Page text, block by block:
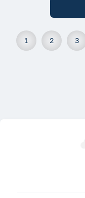
1 2 3